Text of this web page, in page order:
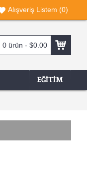
Alışveriş Listem (0)
0 ürün - $0.00
EĞITIM